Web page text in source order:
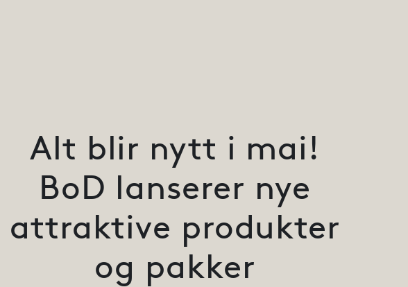
Alt blir nytt i mai!
BoD lanserer nye
attraktive produkter
og pakker